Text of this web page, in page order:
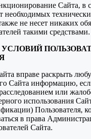
Сайта, в
необходимых
не несет никаких
такими средствами.
вправе раскрыть
Сайта информацию,
или
использования
Пользователя,
в права
Сайта.